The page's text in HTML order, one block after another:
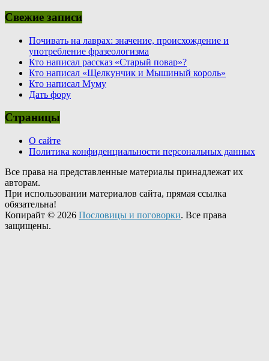
Свежие записи
Почивать на лаврах: значение, происхождение и
употребление фразеологизма
Кто написал рассказ «Старый повар»?
Кто написал «Щелкунчик и Мышиный король»
Кто написал Муму
Дать фору
Страницы
О сайте
Политика конфиденциальности персональных данных
Все права на представленные материалы принадлежат их
авторам.
При использовании материалов сайта, прямая ссылка
обязательна!
Копирайт © 2026 Пословицы и поговорки. Все права
защищены.